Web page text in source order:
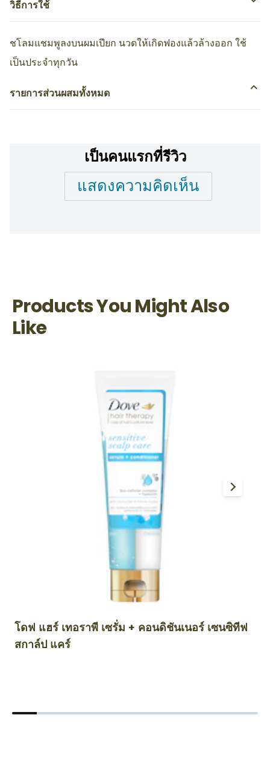
วิธีการใช้
ชโลมแชมพูลงบนผมเปียก นวดให้เกิดฟองแล้วล้างออก ใช้
เป็นประจำทุกวัน
รายการส่วนผสมทั้งหมด
เป็นคนแรกที่รีวิว
แสดงความคิดเห็น
Products You Might Also
Like
โดฟ แฮร์ เทอราพี เซรั่ม + คอนดิชันเนอร์ เซนซิทีฟ
สกาล์ป แคร์